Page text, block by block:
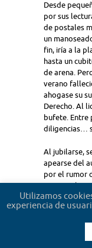
Desde
por sus
de postales
un
fin, iría a la
hasta un
de arena.
verano
ahogase su
Derecho. Al
bufete. Entre
diligencias…
Al jubilarse,
apearse del
por el rumor
por aquel
comenzó a
olvidó que
Utilizamos
experiencia de